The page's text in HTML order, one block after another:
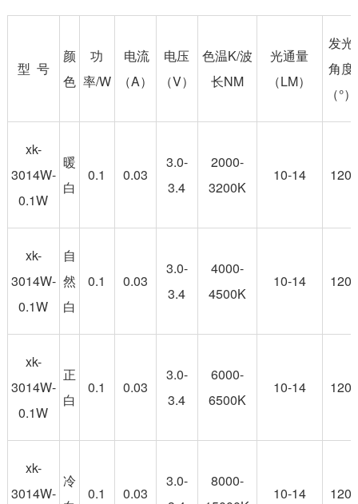
型 号
颜
色
功
率/W
电流
（A）
电压
（V）
色温K/波
长NM
光通量
（LM）
发光
角度
（°）
xk-
3014W-
0.1W
暖
白
0.1 0.03
3.0-
3.4
2000-
3200K
10-14 120
xk-
3014W-
0.1W
自
然
白
0.1 0.03
3.0-
3.4
4000-
4500K
10-14 120
xk-
3014W-
0.1W
正
白
0.1 0.03
3.0-
3.4
6000-
6500K
10-14 120
xk-
3014W-
冷
0.1 0.03
3.0-
8000-
10-14 120